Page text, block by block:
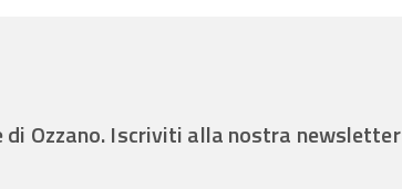
Ozzano. Iscriviti alla nostra newsletter